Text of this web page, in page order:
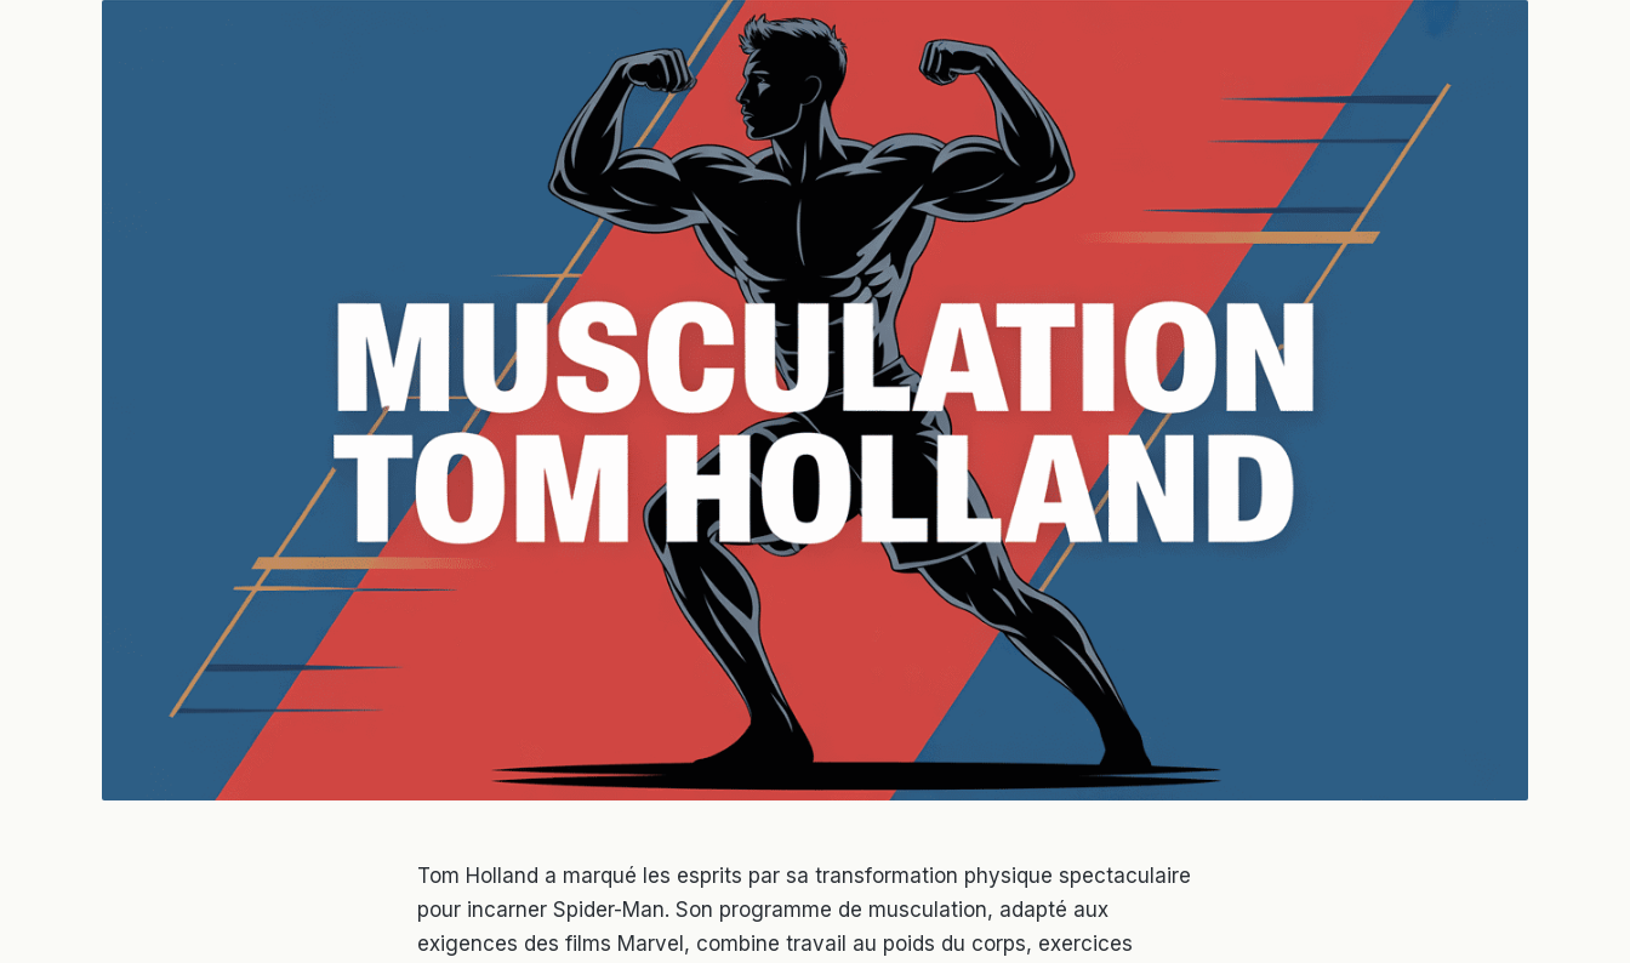
Tom Holland a marqué les esprits par sa transformation physique spectaculaire
pour incarner Spider-Man. Son programme de musculation, adapté aux
exigences des films Marvel, combine travail au poids du corps, exercices